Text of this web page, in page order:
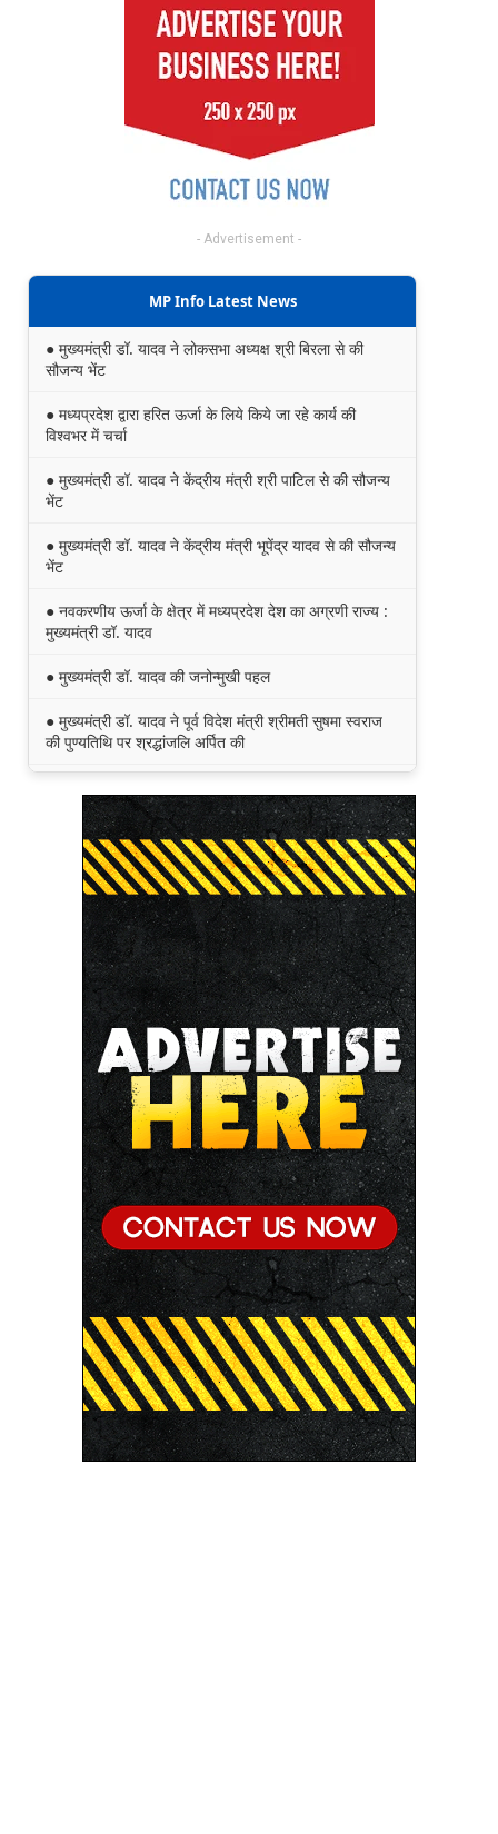
- Advertisement -
MP Info Latest News
● मुख्यमंत्री डॉ. यादव ने लोकसभा अध्यक्ष श्री बिरला से की
सौजन्य भेंट
● मध्यप्रदेश द्वारा हरित ऊर्जा के लिये किये जा रहे कार्य की
विश्वभर में चर्चा
● मुख्यमंत्री डॉ. यादव ने केंद्रीय मंत्री श्री पाटिल से की सौजन्य
भेंट
● मुख्यमंत्री डॉ. यादव ने केंद्रीय मंत्री भूपेंद्र यादव से की सौजन्य
भेंट
● नवकरणीय ऊर्जा के क्षेत्र में मध्यप्रदेश देश का अग्रणी राज्य :
मुख्यमंत्री डॉ. यादव
● मुख्यमंत्री डॉ. यादव की जनोन्मुखी पहल
● मुख्यमंत्री डॉ. यादव ने पूर्व विदेश मंत्री श्रीमती सुषमा स्वराज
की पुण्यतिथि पर श्रद्धांजलि अर्पित की
प्रभावी बनाने के लिए अनुशंसाएं देने उच्च स्तरीय समिति गठित
● मध्यप्रदेश में सृजन संवाद अभियान का शुभारंभ
● मध्यप्रदेश पुलिस की अवैध मादक पदार्थों के विरूद्ध प्रभावी
कार्यवाही